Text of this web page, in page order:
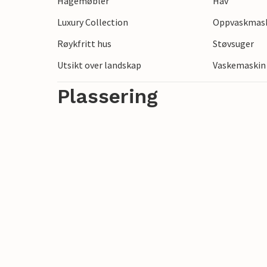
Svabesholms Kungsgård. Nyt den
pittoreske smug og bindingsverkshus,
dagen med et restaurantbesøk eller
Luxury Collection
Røykfritt hus
Støvsuger
Utsikt over landskap
Vaskemaskin
Plassering